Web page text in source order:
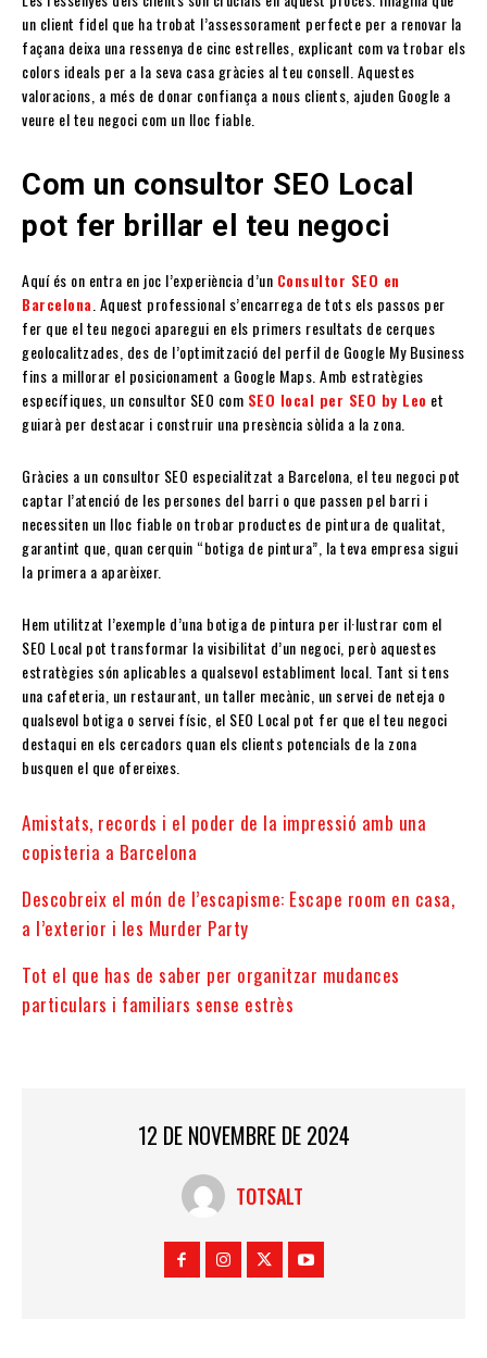
un client fidel que ha trobat l’assessorament perfecte per a renovar la
façana deixa una ressenya de cinc estrelles, explicant com va trobar els
colors ideals per a la seva casa gràcies al teu consell. Aquestes
valoracions, a més de donar confiança a nous clients, ajuden Google a
veure el teu negoci com un lloc fiable.
Com un consultor SEO Local
pot fer brillar el teu negoci
Aquí és on entra en joc l’experiència d’un Consultor SEO en
Barcelona. Aquest professional s’encarrega de tots els passos per
fer que el teu negoci aparegui en els primers resultats de cerques
geolocalitzades, des de l’optimització del perfil de Google My Business
fins a millorar el posicionament a Google Maps. Amb estratègies
específiques, un consultor SEO com SEO local per SEO by Leo et
guiarà per destacar i construir una presència sòlida a la zona.
Gràcies a un consultor SEO especialitzat a Barcelona, el teu negoci pot
captar l’atenció de les persones del barri o que passen pel barri i
necessiten un lloc fiable on trobar productes de pintura de qualitat,
garantint que, quan cerquin “botiga de pintura”, la teva empresa sigui
la primera a aparèixer.
Hem utilitzat l’exemple d’una botiga de pintura per il·lustrar com el
SEO Local pot transformar la visibilitat d’un negoci, però aquestes
estratègies són aplicables a qualsevol establiment local. Tant si tens
una cafeteria, un restaurant, un taller mecànic, un servei de neteja o
qualsevol botiga o servei físic, el SEO Local pot fer que el teu negoci
destaqui en els cercadors quan els clients potencials de la zona
busquen el que ofereixes.
Amistats, records i el poder de la impressió amb una
copisteria a Barcelona
Descobreix el món de l’escapisme: Escape room en casa,
a l’exterior i les Murder Party
Tot el que has de saber per organitzar mudances
particulars i familiars sense estrès
12 DE NOVEMBRE DE 2024
TOTSALT